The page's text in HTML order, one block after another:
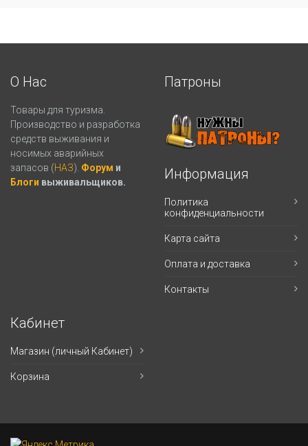
О Нас
Товары для туризма.
Производство и разработка
средств выживания и
носимых аварийных
запасов (НАЗ). Форум и
Блоги выживальщиков.
Патроны
Информация
Политика
конфиденциальности
Карта сайта
Оплата и доставка
Контакты
Кабинет
Магазин (личный Кабинет)
Корзина